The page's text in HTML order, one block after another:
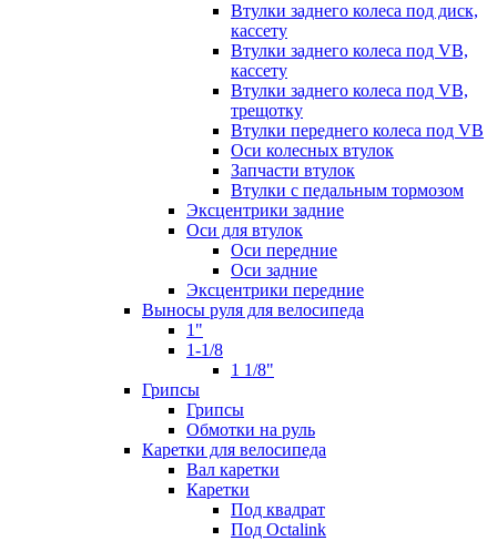
Втулки заднего колеса под диск,
кассету
Втулки заднего колеса под VB,
кассету
Втулки заднего колеса под VB,
трещотку
Втулки переднего колеса под VB
Оси колесных втулок
Запчасти втулок
Втулки с педальным тормозом
Эксцентрики задние
Оси для втулок
Оси передние
Оси задние
Эксцентрики передние
Выносы руля для велосипеда
1"
1-1/8
1 1/8"
Грипсы
Грипсы
Обмотки на руль
Каретки для велосипеда
Вал каретки
Каретки
Под квадрат
Под Octalink